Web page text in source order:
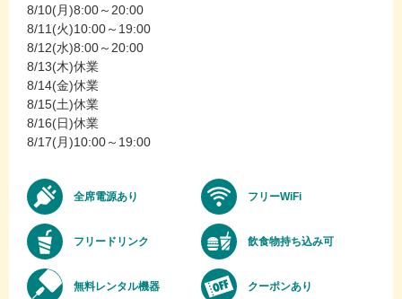
8/10(月)8:00～20:00
8/11(火)10:00～19:00
8/12(水)8:00～20:00
8/13(木)休業
8/14(金)休業
8/15(土)休業
8/16(日)休業
8/17(月)10:00～19:00
全席電源あり フリーWiFi
フリードリンク 飲食物持ち込み可
無料レンタル機器 クーポンあり